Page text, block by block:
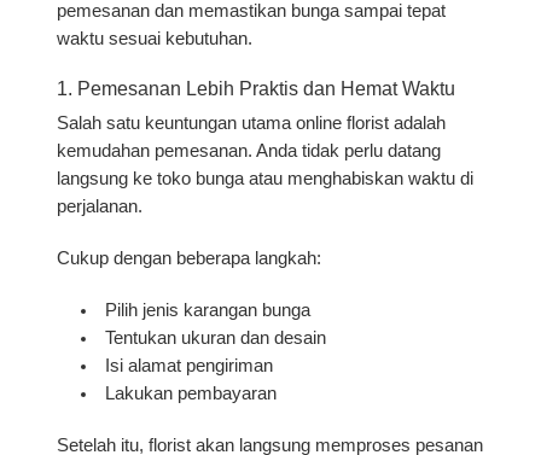
pemesanan dan memastikan bunga sampai tepat
waktu sesuai kebutuhan.
1. Pemesanan Lebih Praktis dan Hemat Waktu
Salah satu keuntungan utama online florist adalah
kemudahan pemesanan. Anda tidak perlu datang
langsung ke toko bunga atau menghabiskan waktu di
perjalanan.
Cukup dengan beberapa langkah:
Pilih jenis karangan bunga
Tentukan ukuran dan desain
Isi alamat pengiriman
Lakukan pembayaran
Setelah itu, florist akan langsung memproses pesanan